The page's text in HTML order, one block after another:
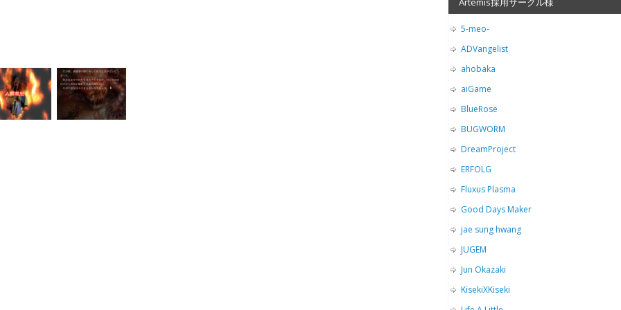
5-meo-
ADVangelist
ahobaka
aiGame
BlueRose
BUGWORM
DreamProject
ERFOLG
Fluxus Plasma
Good Days Maker
jae sung hwang
JUGEM
Jun Okazaki
KisekiXKiseki